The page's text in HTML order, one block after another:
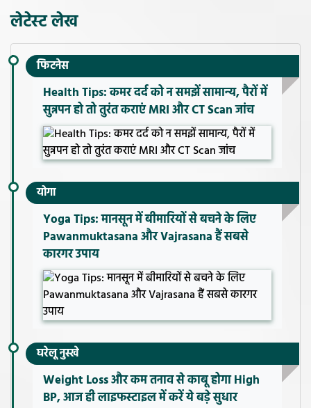
लेटेस्ट लेख
फिटनेस
Health Tips: कमर दर्द को न समझें सामान्य, पैरों में
सुन्नपन हो तो तुरंत कराएं MRI और CT Scan जांच
योगा
Yoga Tips: मानसून में बीमारियों से बचने के लिए
Pawanmuktasana और Vajrasana हैं सबसे
कारगर उपाय
घरेलू नुस्खे
Weight Loss और कम तनाव से काबू होगा High
BP, आज ही लाइफस्टाइल में करें ये बड़े सुधार